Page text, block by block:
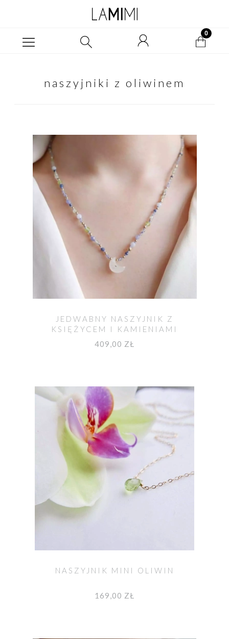
naszyjniki z oliwinem
JEDWABNY NASZYJNIK Z
KSIĘŻYCEM I KAMIENIAMI
409,00 ZŁ
NASZYJNIK MINI OLIWIN
169,00 ZŁ